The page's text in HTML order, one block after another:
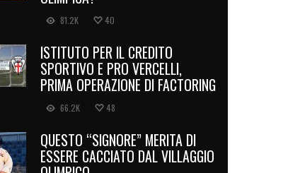
81.2K 40
ISTITUTO PER IL CREDITO
SPORTIVO E PRO VERCELLI,
PRIMA OPERAZIONE DI FACTORING
66.2K 48
QUESTO “SIGNORE” MERITA DI
ESSERE CACCIATO DAL VILLAGGIO